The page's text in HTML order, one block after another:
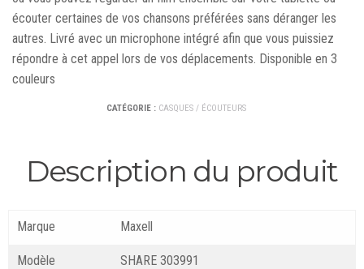
écouter certaines de vos chansons préférées sans déranger les
autres. Livré avec un microphone intégré afin que vous puissiez
répondre à cet appel lors de vos déplacements. Disponible en 3
couleurs
CATÉGORIE : CASQUES / ÉCOUTEURS
Description du produit
Marque Maxell
Modèle SHARE 303991